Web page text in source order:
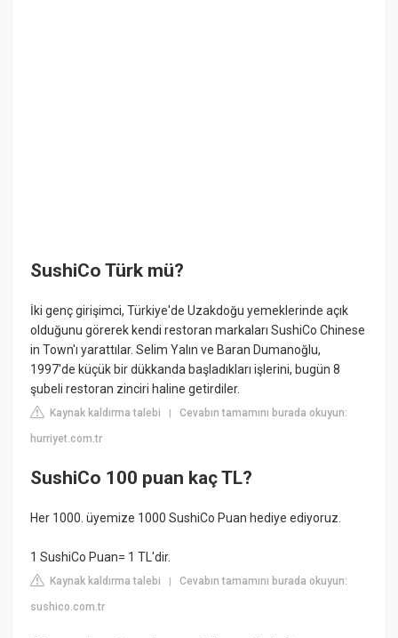
SushiCo Türk mü?
İki genç girişimci, Türkiye'de Uzakdoğu yemeklerinde açık
olduğunu görerek kendi restoran markaları SushiCo Chinese
in Town'ı yarattılar. Selim Yalın ve Baran Dumanoğlu,
1997'de küçük bir dükkanda başladıkları işlerini, bugün 8
şubeli restoran zinciri haline getirdiler.
Kaynak kaldırma talebi |Cevabın tamamını burada okuyun:
hurriyet.com.tr
SushiCo 100 puan kaç TL?
Her 1000. üyemize 1000 SushiCo Puan hediye ediyoruz.
1 SushiCo Puan= 1 TL'dir.
Kaynak kaldırma talebi |Cevabın tamamını burada okuyun:
sushico.com.tr